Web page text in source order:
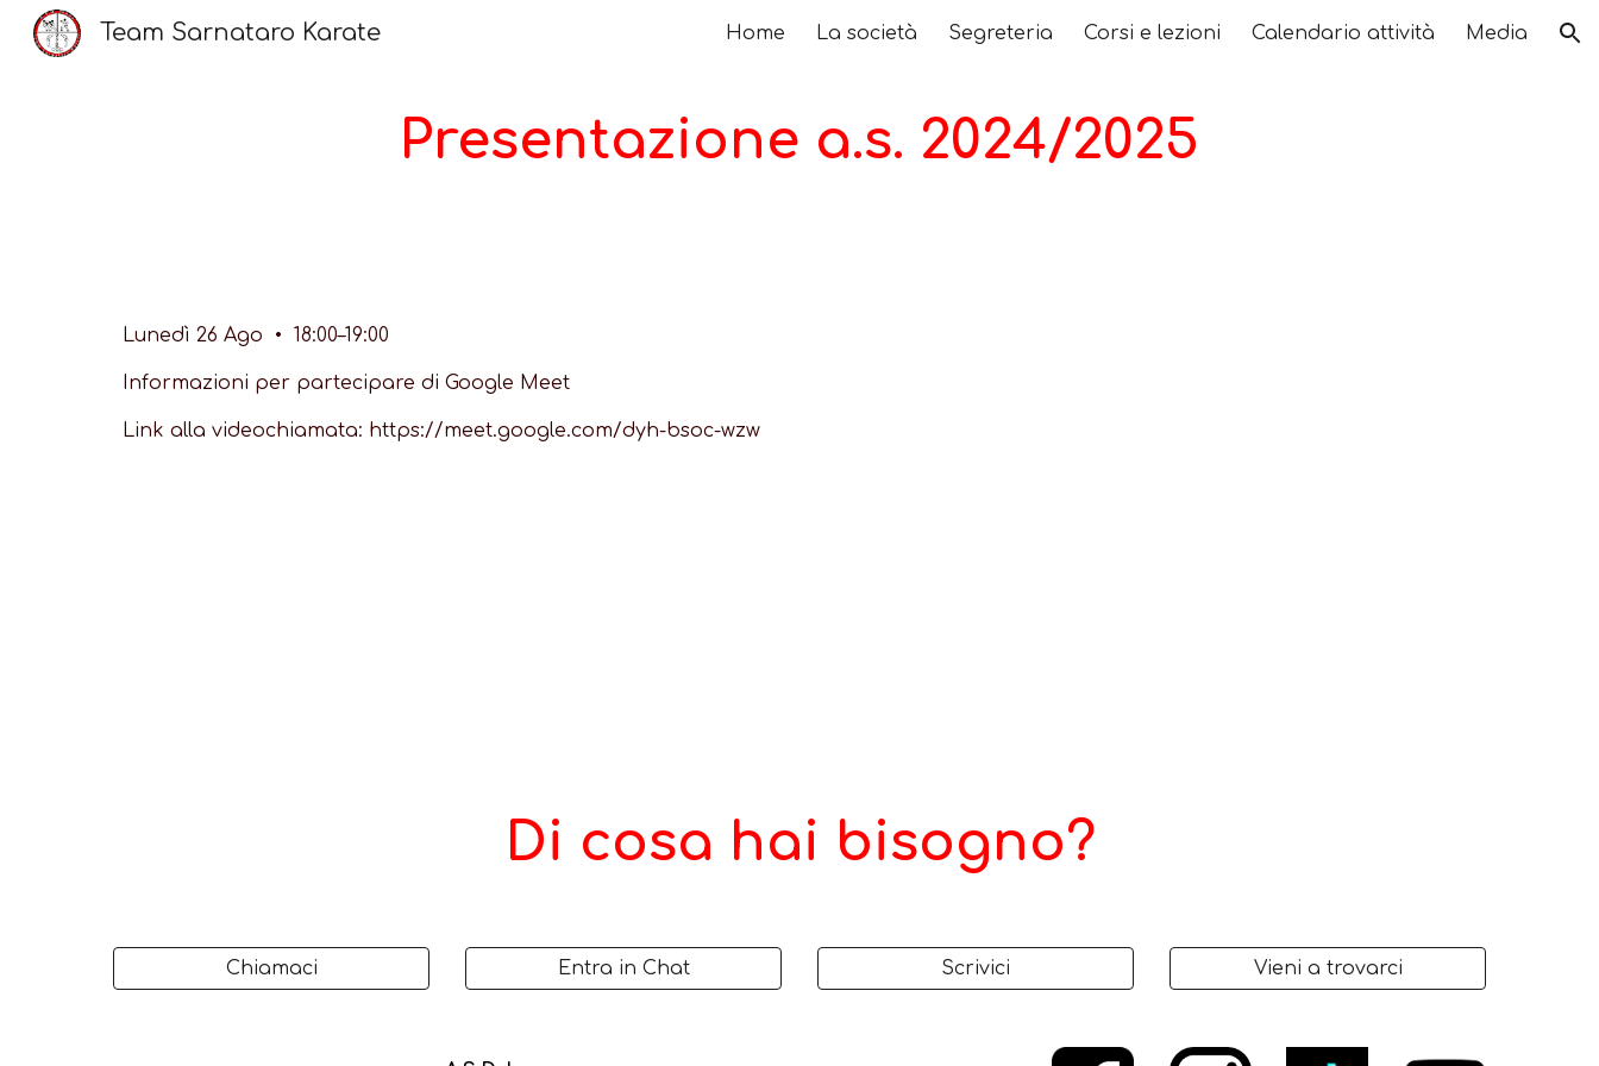
Skip to navigation
Team Sarnataro Karate Home La società Segreteria Corsi e lezioni Calendario attività Media
Presentazione a.s. 2024/2025
Lunedì 26 Ago • 18:00–19:00
Informazioni per partecipare di Google Meet
Link alla videochiamata: https://meet.google.com/dyh-bsoc-wzw
Di cosa hai bisogno?
Chiamaci Entra in Chat Scrivici Vieni a trovarci